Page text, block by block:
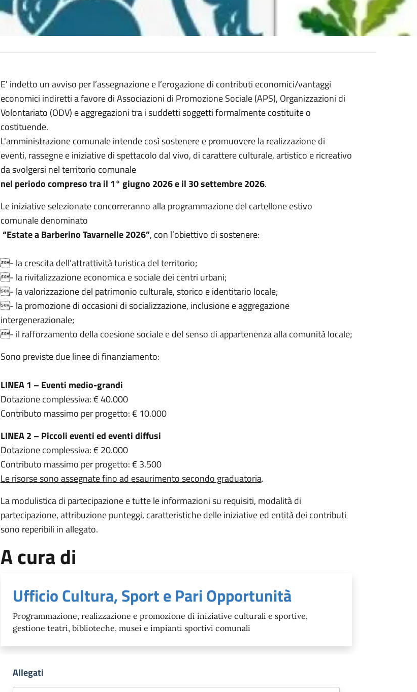
Descrizione
E' indetto un avviso per l’assegnazione e l’erogazione di contributi economici/vantaggi
economici indiretti a favore di Associazioni di Promozione Sociale (APS), Organizzazioni di
Volontariato (ODV) e aggregazioni tra i suddetti soggetti formalmente costituite o
costituende.
L'amministrazione comunale intende così sostenere e promuovere la realizzazione di
eventi, rassegne e iniziative di spettacolo dal vivo, di carattere culturale, artistico e ricreativo
da svolgersi nel territorio comunale
nel periodo compreso tra il 1° giugno 2026 e il 30 settembre 2026.
Le iniziative selezionate concorreranno alla programmazione del cartellone estivo
comunale denominato
“Estate a Barberino Tavarnelle 2026”, con l’obiettivo di sostenere:
- la crescita dell’attrattività turistica del territorio;
- la rivitalizzazione economica e sociale dei centri urbani;
- la valorizzazione del patrimonio culturale, storico e identitario locale;
- la promozione di occasioni di socializzazione, inclusione e aggregazione
intergenerazionale;
- il rafforzamento della coesione sociale e del senso di appartenenza alla comunità locale;
Sono previste due linee di finanziamento:
LINEA 1 – Eventi medio-grandi
Dotazione complessiva: € 40.000
Contributo massimo per progetto: € 10.000
LINEA 2 – Piccoli eventi ed eventi diffusi
Dotazione complessiva: € 20.000
Contributo massimo per progetto: € 3.500
Le risorse sono assegnate fino ad esaurimento secondo graduatoria.
La modulistica di partecipazione e tutte le informazioni su requisiti, modalità di
partecipazione, attribuzione punteggi, caratteristiche delle iniziative ed entità dei contributi
sono reperibili in allegato.
A cura di
Ufficio Cultura, Sport e Pari Opportunità
Programmazione, realizzazione e promozione di iniziative culturali e sportive,
gestione teatri, biblioteche, musei e impianti sportivi comunali
Allegati